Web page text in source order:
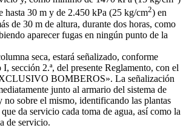
hasta 30 m y de 2.450 kPa (25 kg/cm2) en
de 30 m de altura, durante dos horas, como
aparecer fugas en ningún punto de la
seca, estará señalizado, conforme
sección 2.ª, del presente Reglamento, con el
BOMBEROS». La señalización
junto al armario del sistema de
no sobre el mismo, identificando las plantas
da servicio cada toma de agua, así como la
de servicio.